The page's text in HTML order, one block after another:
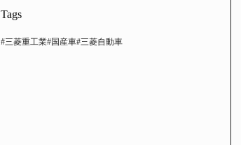
Tags
#三菱重工業#国産車#三菱自動車